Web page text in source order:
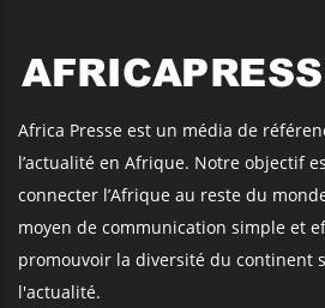
Africa Presse est un média de
l’actualité en Afrique. Notre objectif
connecter l’Afrique au reste du
moyen de communication simple et
promouvoir la diversité du continent
l'actualité.